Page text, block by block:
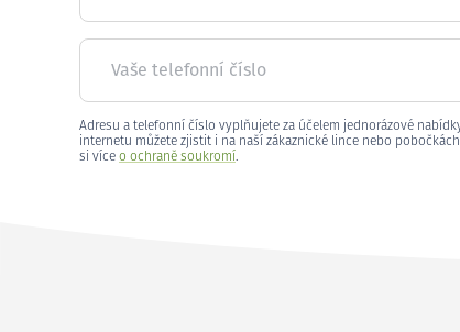
Vaše telefonní číslo
Adresu a telefonní číslo vyplňujete za účelem jednorázové
internetu můžete zjistit i na naší zákaznické lince nebo
si více o ochraně soukromí.